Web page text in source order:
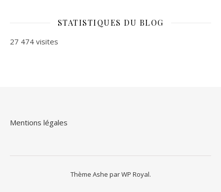
STATISTIQUES DU BLOG
27 474 visites
Mentions légales
Thème Ashe parWP Royal.